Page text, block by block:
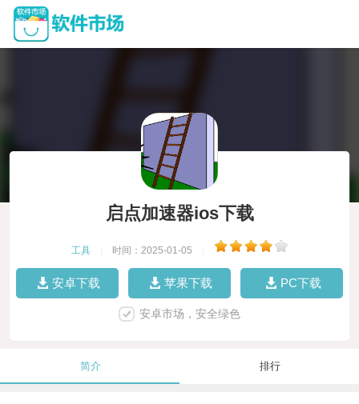
启点加速器ios下载
工具 时间：2025-01-05
安卓下载 苹果下载 PC下载
安卓市场，安全绿色
简介 排行